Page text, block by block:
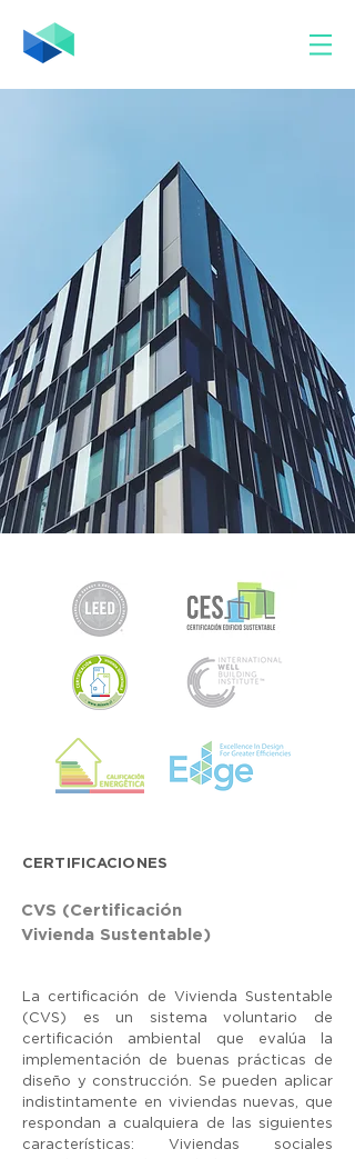
CERTIFICACIONES
CVS (Certificación
Vivienda Sustentable)
La certificación de Vivienda Sustentable
(CVS) es un sistema voluntario de
certificación ambiental que evalúa la
implementación de buenas prácticas de
diseño y construcción. Se pueden aplicar
indistintamente en viviendas nuevas, que
respondan a cualquiera de las siguientes
características: Viviendas sociales